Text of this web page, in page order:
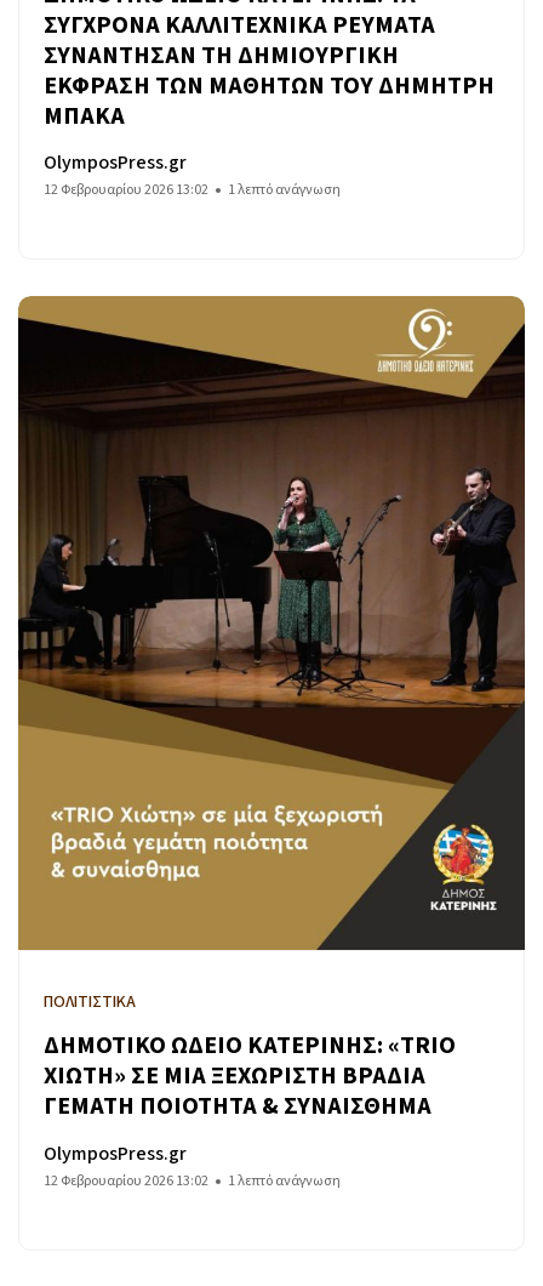
ΣΥΓΧΡΟΝΑ ΚΑΛΛΙΤΕΧΝΙΚΑ ΡΕΥΜΑΤΑ
ΣΥΝΑΝΤΗΣΑΝ ΤΗ ΔΗΜΙΟΥΡΓΙΚΗ
ΕΚΦΡΑΣΗ ΤΩΝ ΜΑΘΗΤΩΝ ΤΟΥ ΔΗΜΗΤΡΗ
ΜΠΑΚΑ
OlymposPress.gr
12 Φεβρουαρίου 2026 13:02 1 λεπτό ανάγνωση
ΠΟΛΙΤΙΣΤΙΚΑ
ΔΗΜΟΤΙΚΟ ΩΔΕΙΟ ΚΑΤΕΡΙΝΗΣ: «TRIO
ΧΙΩΤΗ» ΣΕ ΜΙΑ ΞΕΧΩΡΙΣΤΗ ΒΡΑΔΙΑ
ΓΕΜΑΤΗ ΠΟΙΟΤΗΤΑ & ΣΥΝΑΙΣΘΗΜΑ
OlymposPress.gr
12 Φεβρουαρίου 2026 13:02 1 λεπτό ανάγνωση